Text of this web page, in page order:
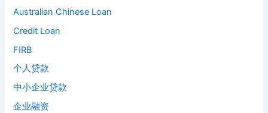
Australian Chinese Loan
Credit Loan
FIRB
个人贷款
中小企业贷款
企业融资